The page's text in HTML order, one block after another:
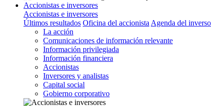
Accionistas e inversores
Accionistas e inversores
Últimos resultados Oficina del accionista Agenda del
La acción
Comunicaciones de información relevante
Información privilegiada
Información financiera
Accionistas
Inversores y analistas
Capital social
Gobierno corporativo